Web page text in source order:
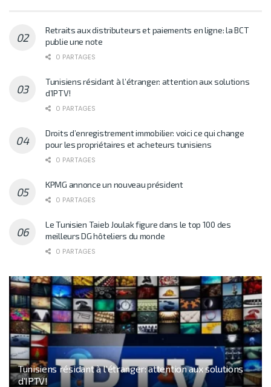
Retraits aux distributeurs et paiements en ligne: la BCT
publie une note
0 PARTAGES
Tunisiens résidant à l’étranger: attention aux solutions
d’IPTV!
0 PARTAGES
Droits d’enregistrement immobilier: voici ce qui change
pour les propriétaires et acheteurs tunisiens
0 PARTAGES
KPMG annonce un nouveau président
0 PARTAGES
Le Tunisien Taieb Joulak figure dans le top 100 des
meilleurs DG hôteliers du monde
0 PARTAGES
Tunisiens résidant à l’étranger: attention aux solutions
d’IPTV!